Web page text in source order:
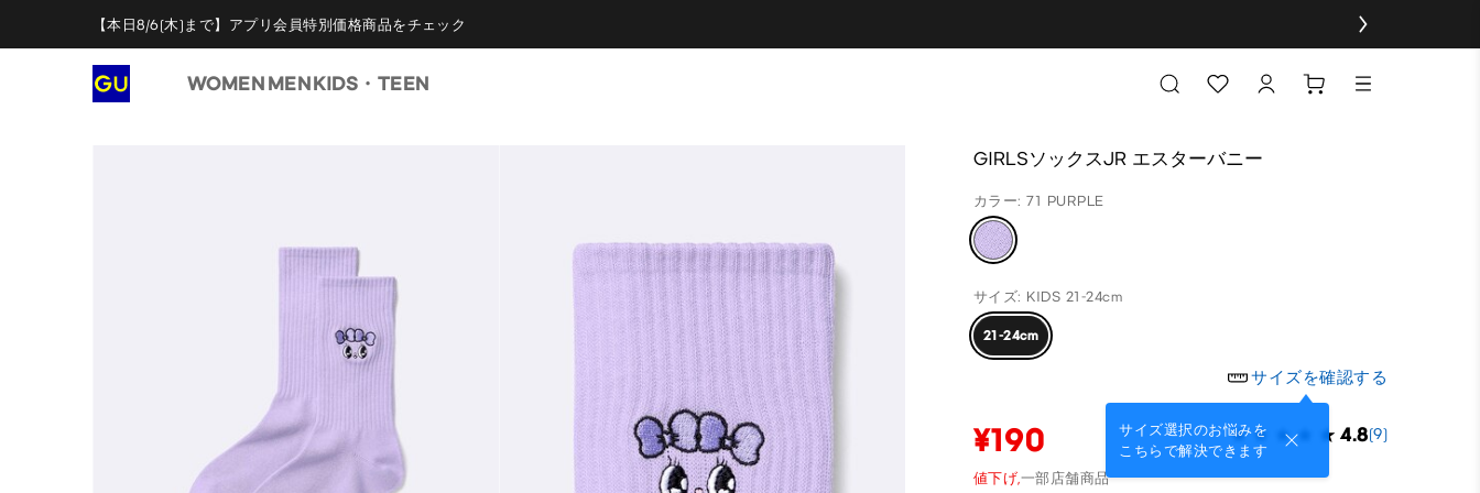
【本日8/6(木)まで】アプリ会員特別価格商品をチェック
WOMEN MENKIDS・TEEN
GIRLSソックスJR エスターバニー
カラー: 71 PURPLE
サイズ: KIDS 21-24cm
21-24cm
サイズを確認する
サイズ選択のお悩みを
こちらで解決できます
¥190 4.8(9)
値下げ,一部店舗商品